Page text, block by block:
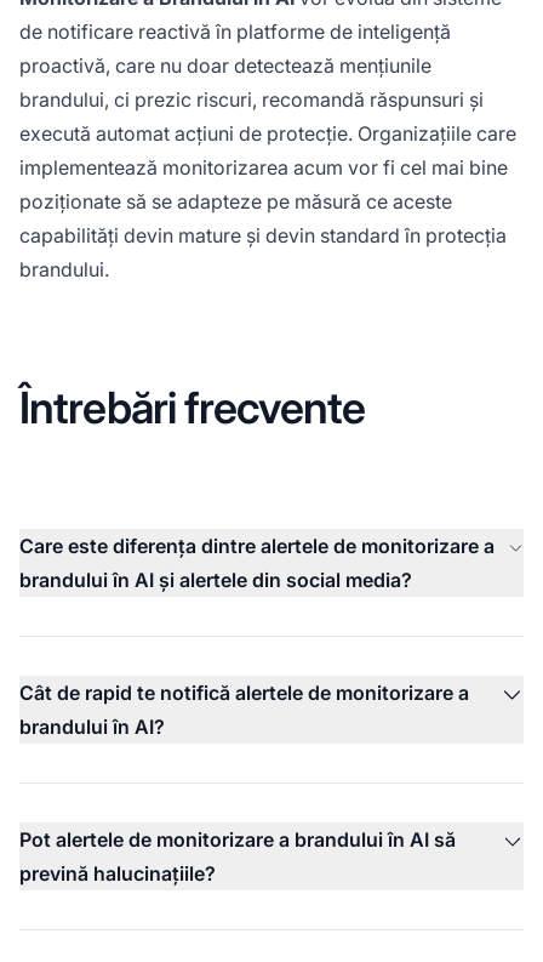
de notificare reactivă în platforme de inteligență
proactivă, care nu doar detectează mențiunile
brandului, ci prezic riscuri, recomandă răspunsuri și
execută automat acțiuni de protecție. Organizațiile care
implementează monitorizarea acum vor fi cel mai bine
poziționate să se adapteze pe măsură ce aceste
capabilități devin mature și devin standard în protecția
brandului.
Întrebări frecvente
Care este diferența dintre alertele de monitorizare a
brandului în AI și alertele din social media?
Cât de rapid te notifică alertele de monitorizare a
brandului în AI?
Pot alertele de monitorizare a brandului în AI să
prevină halucinațiile?